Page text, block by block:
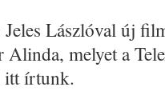
Jeles Lászlóval új
Alinda, melyet a
írtunk.